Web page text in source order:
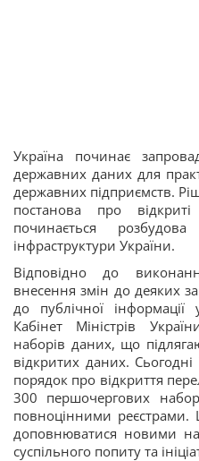
Україна починає
державних даних для
державних підприємств.
постанова про
починається розбудова
інфраструктури України.
Відповідно до
внесення змін до деяких
до публічної
Кабінет Міністрів
наборів даних, що
відкритих даних.
порядок про відкриття
300 першочергових
повноцінними реєстрами.
доповнюватися новими
суспільного попиту та